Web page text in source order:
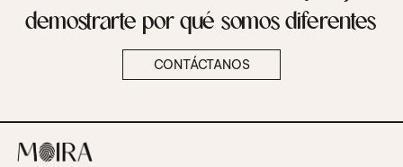
demostrarte por qué somos diferentes
CONTÁCTANOS